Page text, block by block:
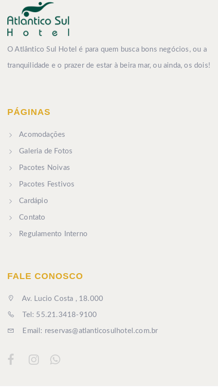
O Atlântico Sul Hotel é para quem busca bons negócios, ou a
tranquilidade e o prazer de estar à beira mar, ou ainda, os dois!
PÁGINAS
Acomodações
Galeria de Fotos
Pacotes Noivas
Pacotes Festivos
Cardápio
Contato
Regulamento Interno
FALE CONOSCO
Av. Lucio Costa , 18.000
Tel: 55.21.3418-9100
Email: reservas@atlanticosulhotel.com.br